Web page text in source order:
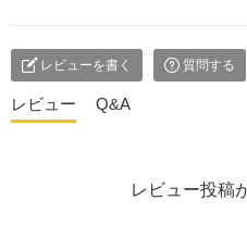
レビューを書く 質問する
レビュー Q&A
レビュー投稿